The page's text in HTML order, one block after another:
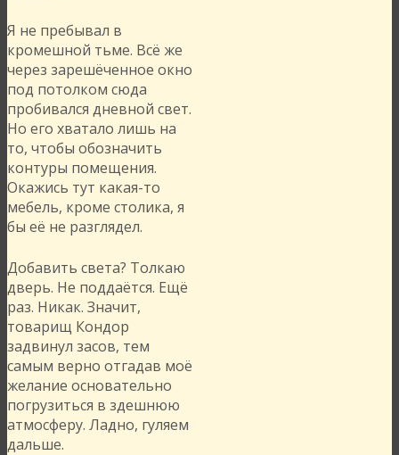
Я не пребывал в
кромешной тьме. Всё же
через зарешёченное окно
под потолком сюда
пробивался дневной свет.
Но его хватало лишь на
то, чтобы обозначить
контуры помещения.
Окажись тут какая-то
мебель, кроме столика, я
бы её не разглядел.
Добавить света? Толкаю
дверь. Не поддаётся. Ещё
раз. Никак. Значит,
товарищ Кондор
задвинул засов, тем
самым верно отгадав моё
желание основательно
погрузиться в здешнюю
атмосферу. Ладно, гуляем
дальше.